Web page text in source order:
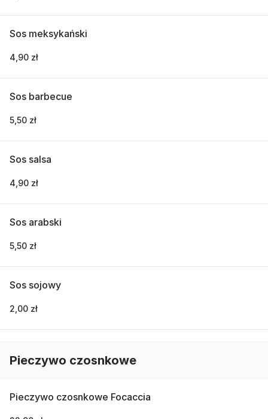
Sos meksykański
4,90 zł
Sos barbecue
5,50 zł
Sos salsa
4,90 zł
Sos arabski
5,50 zł
Sos sojowy
2,00 zł
Pieczywo czosnkowe
Pieczywo czosnkowe Focaccia